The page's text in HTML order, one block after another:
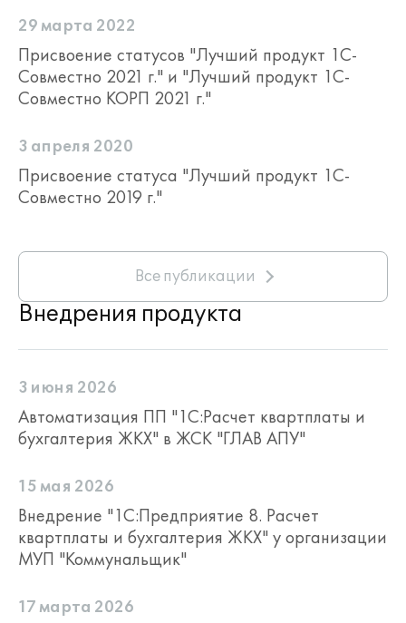
29 марта 2022
Присвоение статусов "Лучший продукт 1С-
Совместно 2021 г." и "Лучший продукт 1С-
Совместно КОРП 2021 г."
3 апреля 2020
Присвоение статуса "Лучший продукт 1С-
Совместно 2019 г."
Все публикации
Внедрения продукта
3 июня 2026
Автоматизация ПП "1С:Расчет квартплаты и
бухгалтерия ЖКХ" в ЖСК "ГЛАВ АПУ"
15 мая 2026
Внедрение "1С:Предприятие 8. Расчет
квартплаты и бухгалтерия ЖКХ" у организации
МУП "Коммунальщик"
17 марта 2026